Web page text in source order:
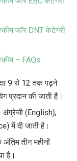
फॉर DNT केटेगरी
– FAQs
9 से 12 तक पढ़ने
प्रदान की जाती है।
अंग्रेजी (English),
में दी जाती है।
तीन महीनों
है।